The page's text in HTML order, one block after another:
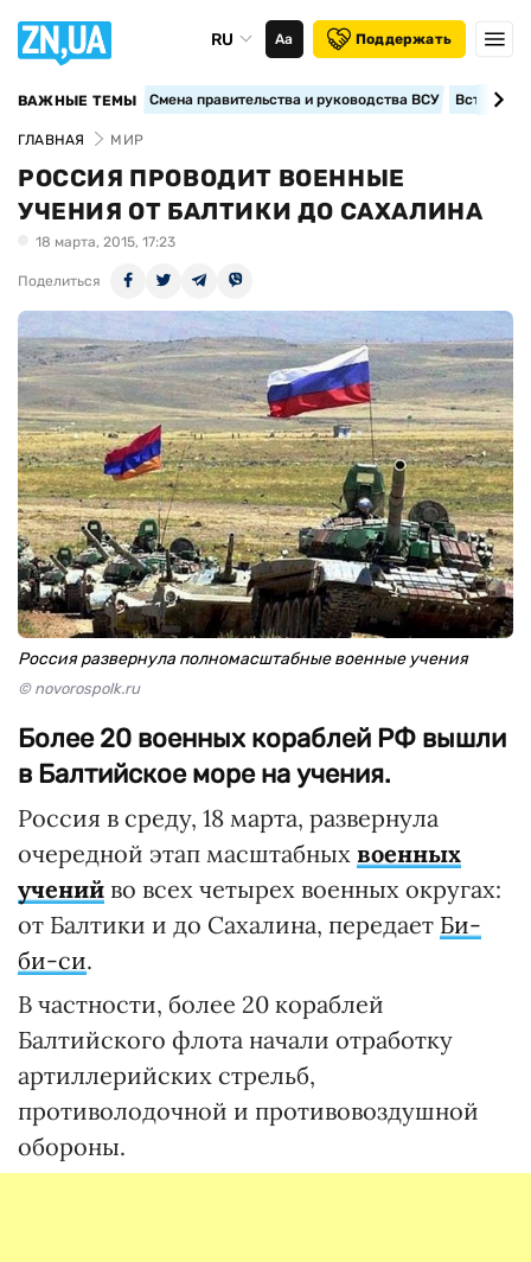
RU Аа Поддержать
ВАЖНЫЕ ТЕМЫ Смена правительства и руководства ВСУ
ГЛАВНАЯ МИР
РОССИЯ ПРОВОДИТ ВОЕННЫЕ
УЧЕНИЯ ОТ БАЛТИКИ ДО САХАЛИНА
18 марта, 2015, 17:23
Поделиться
Россия развернула полномасштабные военные учения
© novorospolk.ru
Более 20 военных кораблей РФ вышли
в Балтийское море на учения.
Россия в среду, 18 марта, развернула
очередной этап масштабных военных
учений во всех четырех военных округах:
от Балтики и до Сахалина, передает Би-
би-си.
В частности, более 20 кораблей
Балтийского флота начали отработку
артиллерийских стрельб,
противолодочной и противовоздушной
обороны.